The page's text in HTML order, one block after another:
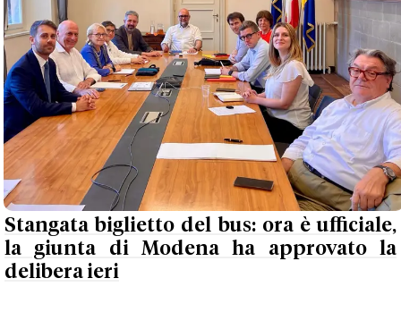
Stangata biglietto del bus: ora è ufficiale,
la giunta di Modena ha approvato la
delibera ieri